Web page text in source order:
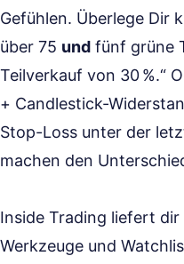
Gefühlen. Überlege Dir
über 75 und fünf grüne
Teilverkauf von 30 %.“
+ Candlestick-
Stop-Loss unter der
machen den
Inside Trading liefert
Werkzeuge und